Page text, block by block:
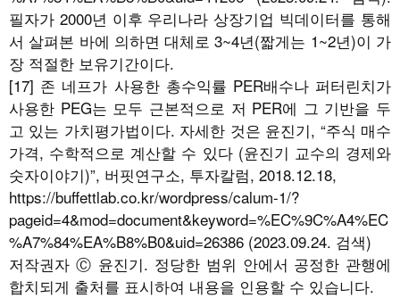
필자가 2000년 이후 우리나라 상장기업 빅데이터를 통해
서 살펴본 바에 의하면 대체로 3~4년(짧게는 1~2년)이 가
장 적절한 보유기간이다.
[17] 존 네프가 사용한 총수익률 PER배수나 퍼터린치가
사용한 PEG는 모두 근본적으로 저 PER에 그 기반을 두
고 있는 가치평가법이다. 자세한 것은 윤진기, “주식 매수
가격, 수학적으로 계산할 수 있다 (윤진기 교수의 경제와
숫자이야기)”, 버핏연구소, 투자칼럼, 2018.12.18,
https://buffettlab.co.kr/wordpress/calum-1/?
pageid=4&mod=document&keyword=%EC%9C%A4%EC
%A7%84%EA%B8%B0&uid=26386 (2023.09.24. 검색)
저작권자 Ⓒ 윤진기. 정당한 범위 안에서 공정한 관행에
합치되게 출처를 표시하여 내용을 인용할 수 있습니다.